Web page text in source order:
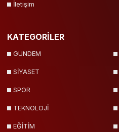
İletişim
KATEGORİLER
GÜNDEM
SİYASET
SPOR
TEKNOLOJİ
EĞİTİM